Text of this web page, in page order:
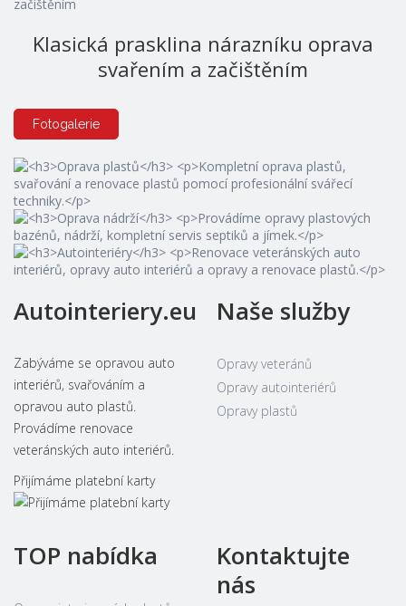
Klasická prasklina nárazníku oprava
svařením a začištěním
Fotogalerie
Autointeriery.eu
Zabýváme se opravou auto
interiérů, svařováním a
opravou auto plastů.
Provádíme renovace
veteránských auto interiérů.
Přijímáme platební karty
Naše služby
Opravy veteránů
Opravy autointeriérů
Opravy plastů
TOP nabídka
Kontaktujte
nás